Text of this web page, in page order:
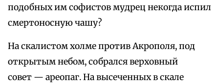
подобных им софистов мудрец некогда испил
смертоносную чашу?
На скалистом холме против Акрополя, под
открытым небом, собрался верховный
совет — ареопаг. На высеченных в скале